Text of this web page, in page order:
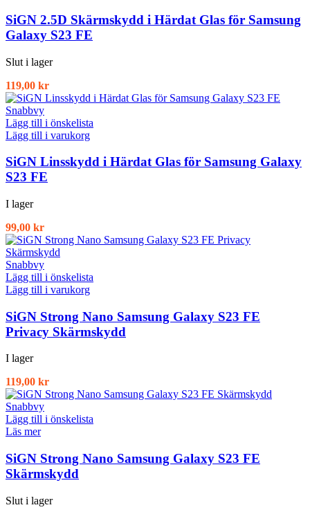
SiGN 2.5D Skärmskydd i Härdat Glas för Samsung
Galaxy S23 FE
Slut i lager
119,00 kr
Snabbvy
Lägg till i önskelista
Lägg till i varukorg
SiGN Linsskydd i Härdat Glas för Samsung Galaxy
S23 FE
I lager
99,00 kr
Snabbvy
Lägg till i önskelista
Lägg till i varukorg
SiGN Strong Nano Samsung Galaxy S23 FE
Privacy Skärmskydd
I lager
119,00 kr
Snabbvy
Lägg till i önskelista
Läs mer
SiGN Strong Nano Samsung Galaxy S23 FE
Skärmskydd
Slut i lager